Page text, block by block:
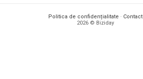
Politica de confidențialitate · Contact
2026 © Biziday